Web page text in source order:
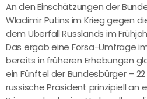
An den Einschätzungen der
Wladimir Putins im Krieg gegen
dem Überfall Russlands im
Das ergab eine Forsa-Umfrage
bereits in früheren Erhebungen
ein Fünftel der Bundesbürger –
russische Präsident prinzipiell an